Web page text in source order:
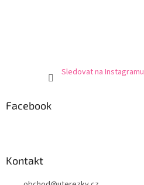
Sledovat na Instagramu
Facebook
Kontakt